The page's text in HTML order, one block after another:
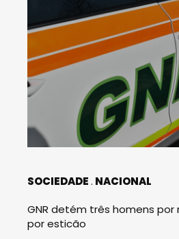
SOCIEDADE NACIONAL
GNR detém três homens
por esticão